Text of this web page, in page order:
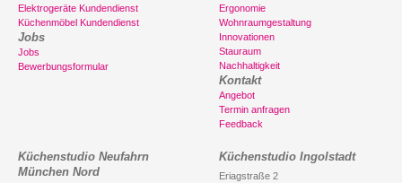
Elektrogeräte Kundendienst
Küchenmöbel Kundendienst
Jobs
Jobs
Bewerbungsformular
Ergonomie
Wohnraumgestaltung
Innovationen
Stauraum
Nachhaltigkeit
Kontakt
Angebot
Termin anfragen
Feedback
Küchenstudio Neufahrn
München Nord
Küchenstudio Ingolstadt
Eriagstraße 2